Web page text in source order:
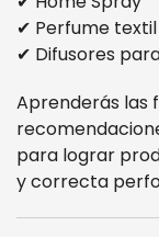
✔ Perfume textil
✔ Difusores
Aprenderás las
para lograr
y correcta